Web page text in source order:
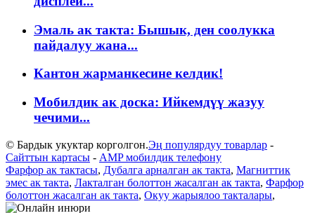
Эмаль ак такта: Бышык, ден соолукка
пайдалуу жана...
Кантон жарманкесине келдик!
Мобилдик ак доска: Ийкемдүү жазуу
чечими...
© Бардык укуктар корголгон.Эң популярдуу товарлар -
Сайттын картасы - AMP мобилдик телефону
Фарфор ак тактасы, Дубалга арналган ак такта, Магниттик
эмес ак такта, Лакталган болоттон жасалган ак такта, Фарфор
болоттон жасалган ак такта, Окуу жарыялоо такталары,